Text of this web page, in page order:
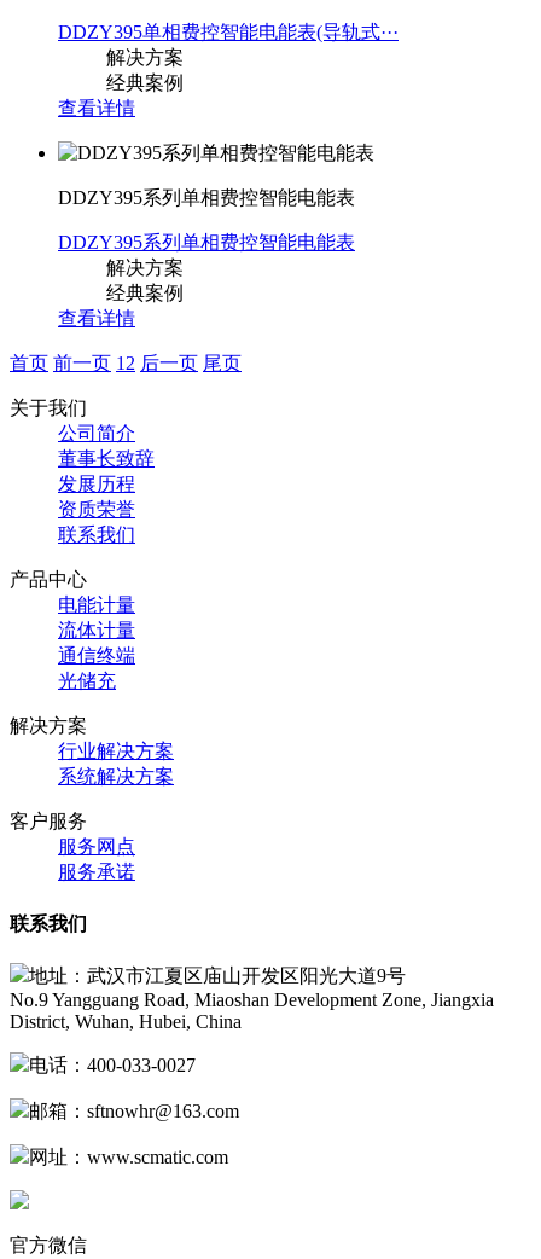
DDZY395单相费控智能电能表(导轨式···
解决方案
经典案例
查看详情
DDZY395系列单相费控智能电能表
DDZY395系列单相费控智能电能表
解决方案
经典案例
查看详情
首页 前一页 1 2 后一页 尾页
关于我们
公司简介
董事长致辞
发展历程
资质荣誉
联系我们
产品中心
电能计量
流体计量
通信终端
光储充
解决方案
行业解决方案
系统解决方案
客户服务
服务网点
服务承诺
联系我们
地址：武汉市江夏区庙山开发区阳光大道9号
No.9 Yangguang Road, Miaoshan Development Zone, Jiangxia
District, Wuhan, Hubei, China
电话：400-033-0027
邮箱： sftnowhr@163.com
网址：www.scmatic.com
官方微信